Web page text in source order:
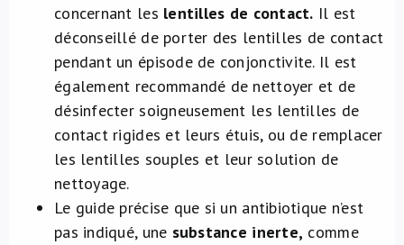
concernant les lentilles de contact. Il est
déconseillé de porter des lentilles de contact
pendant un épisode de conjonctivite. Il est
également recommandé de nettoyer et de
désinfecter soigneusement les lentilles de
contact rigides et leurs étuis, ou de remplacer
les lentilles souples et leur solution de
nettoyage.
Le guide précise que si un antibiotique n’est
pas indiqué, une substance inerte, comme